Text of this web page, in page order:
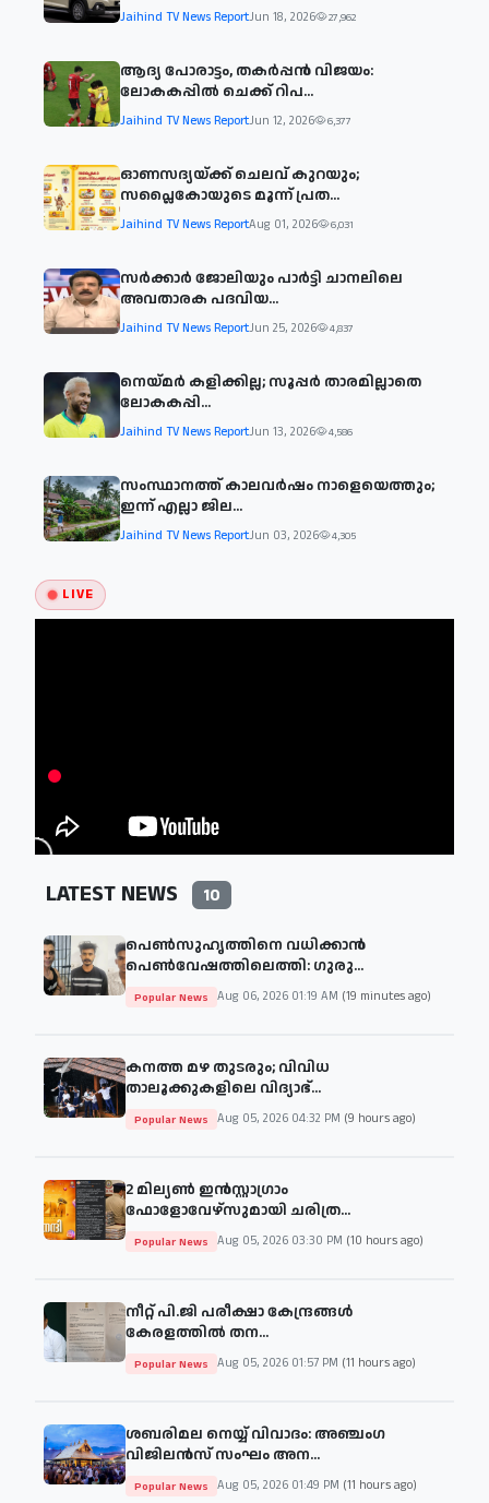
Jaihind TV News ReportJun 18, 2026 27,962
ആദ്യ പോരാട്ടം, തകർപ്പൻ വിജയം:
ലോകകപ്പിൽ ചെക്ക് റിപ...
Jaihind TV News ReportJun 12, 2026 6,377
ഓണസദ്യയ്ക്ക് ചെലവ് കുറയും;
സപ്ലൈകോയുടെ മൂന്ന് പ്രത...
Jaihind TV News ReportAug 01, 2026 6,031
സര്‍ക്കാര്‍ ജോലിയും പാര്‍ട്ടി ചാനലിലെ
അവതാരക പദവിയ...
Jaihind TV News ReportJun 25, 2026 4,837
നെയ്മര്‍ കളിക്കില്ല; സൂപ്പര്‍ താരമില്ലാതെ
ലോകകപ്പി...
Jaihind TV News ReportJun 13, 2026 4,586
സംസ്ഥാനത്ത് കാലവര്‍ഷം നാളെയെത്തും;
ഇന്ന് എല്ലാ ജില...
Jaihind TV News ReportJun 03, 2026 4,305
LIVE
LATEST NEWS 10
പെൺസുഹൃത്തിനെ വധിക്കാൻ
പെൺവേഷത്തിലെത്തി: ഗുരു...
Popular News Aug 06, 2026 01:19 AM (19 minutes ago)
കനത്ത മഴ തുടരും; വിവിധ
താലൂക്കുകളിലെ വിദ്യാഭ്...
Popular News Aug 05, 2026 04:32 PM (9 hours ago)
2 മില്യൺ ഇൻസ്റ്റാഗ്രാം
ഫോളോവേഴ്‌സുമായി ചരിത്ര...
Popular News Aug 05, 2026 03:30 PM (10 hours ago)
നീറ്റ് പി.ജി പരീക്ഷാ കേന്ദ്രങ്ങൾ
കേരളത്തിൽ തന...
Popular News Aug 05, 2026 01:57 PM (11 hours ago)
ശബരിമല നെയ്യ് വിവാദം: അഞ്ചംഗ
വിജിലൻസ് സംഘം അന...
Popular News Aug 05, 2026 01:49 PM (11 hours ago)